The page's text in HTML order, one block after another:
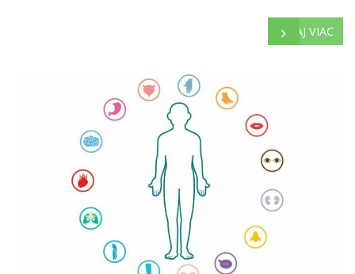
ČÍTAJ VIAC